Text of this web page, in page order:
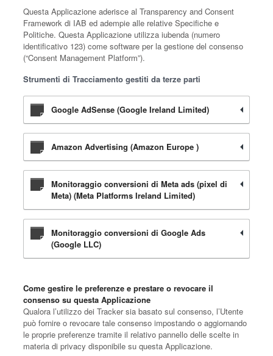
Questa Applicazione aderisce al Transparency and Consent
Framework di IAB ed adempie alle relative Specifiche e
Politiche. Questa Applicazione utilizza iubenda (numero
identificativo 123) come software per la gestione del consenso
(“Consent Management Platform”).
Strumenti di Tracciamento gestiti da terze parti
Google AdSense (Google Ireland Limited)
Amazon Advertising (Amazon Europe )
Monitoraggio conversioni di Meta ads (pixel di
Meta) (Meta Platforms Ireland Limited)
Monitoraggio conversioni di Google Ads
(Google LLC)
Come gestire le preferenze e prestare o revocare il
consenso su questa Applicazione
Qualora l’utilizzo dei Tracker sia basato sul consenso, l’Utente
può fornire o revocare tale consenso impostando o aggiornando
le proprie preferenze tramite il relativo pannello delle scelte in
materia di privacy disponibile su questa Applicazione.
S
e
a
r
c